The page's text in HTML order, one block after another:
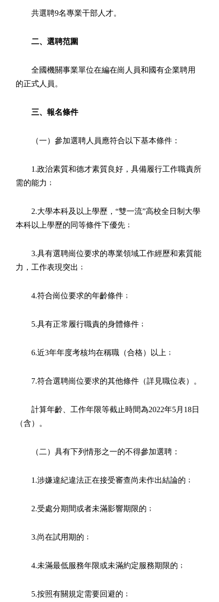
共選聘9名專業干部人才。
二、選聘范圍
全國機關事業單位在編在崗人員和國有企業聘用
的正式人員。
三、報名條件
（一）參加選聘人員應符合以下基本條件：
1.政治素質和德才素質良好，具備履行工作職責所
需的能力﹔
2.大學本科及以上學歷，“雙一流”高校全日制大學
本科以上學歷的同等條件下優先﹔
3.具有選聘崗位要求的專業領域工作經歷和素質能
力，工作表現突出﹔
4.符合崗位要求的年齡條件﹔
5.具有正常履行職責的身體條件﹔
6.近3年年度考核均在稱職（合格）以上﹔
7.符合選聘崗位要求的其他條件（詳見職位表）。
計算年齡、工作年限等截止時間為2022年5月18日
（含）。
（二）具有下列情形之一的不得參加選聘：
1.涉嫌違紀違法正在接受審查尚未作出結論的﹔
2.受處分期間或者未滿影響期限的﹔
3.尚在試用期的﹔
4.未滿最低服務年限或未滿約定服務期限的﹔
5.按照有關規定需要回避的﹔